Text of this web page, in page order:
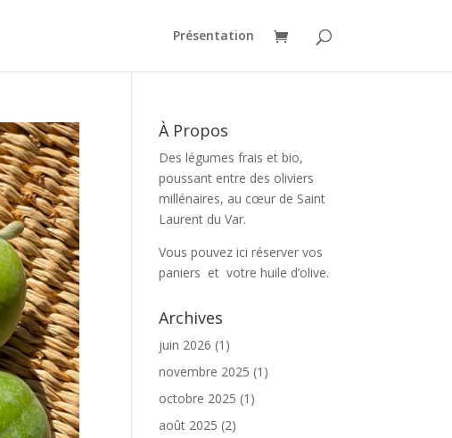
Présentation
À Propos
Des légumes frais et bio,
poussant entre des oliviers
millénaires, au cœur de Saint
Laurent du Var.
Vous pouvez ici réserver vos
paniers et votre huile d’olive.
Archives
juin 2026 (1)
novembre 2025 (1)
octobre 2025 (1)
août 2025 (2)